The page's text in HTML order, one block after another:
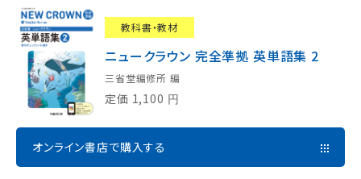
教科書・教材
ニュークラウン 完全準拠 英単語集 2
三省堂編修所 編
定価 1,100 円
オンライン書店で購入する